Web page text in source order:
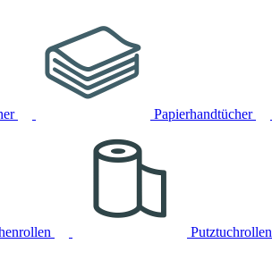
Papierhandtücher
Putztuchrollen